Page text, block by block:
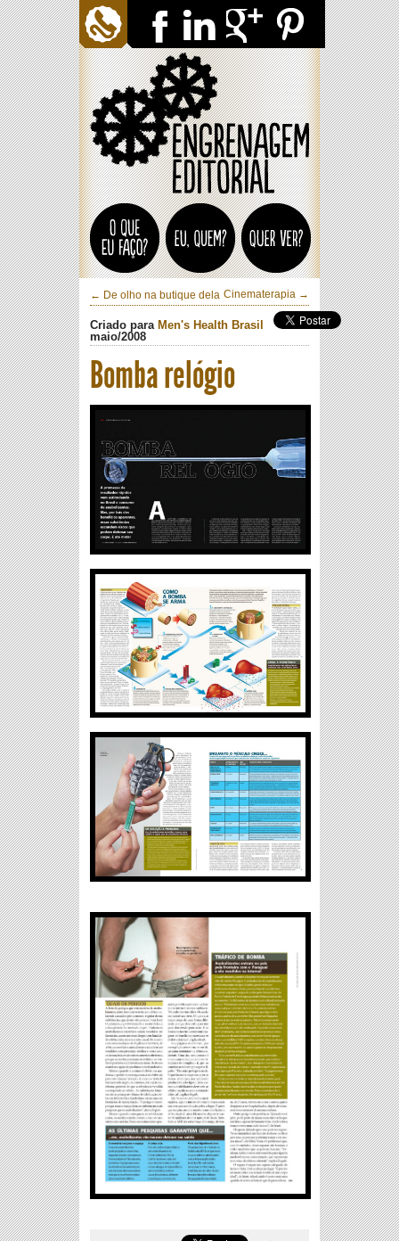
← De olho na butique dela Cinematerapia →
Criado para Men's Health Brasil
maio/2008
Bomba relógio